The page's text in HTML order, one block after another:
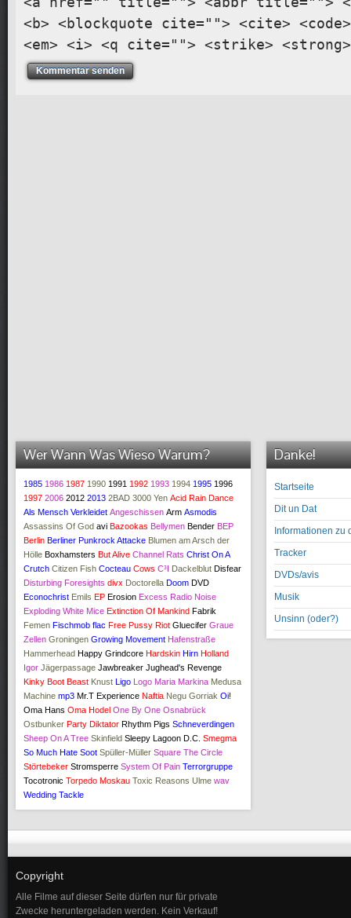
<b> <blockquote cite=""> <cite>
<em> <i> <q cite=""> <strike> <strong>
Wer Wann Was Wieso Warum?
1985 1986 1987 1990 1991 1992 1993 1994 1995 1996
1997 2006 2012 2013 2BAD 3000 Yen Acid Rain Dance
Als Mensch Verkleidet Angeschissen Arm Asmodis
Assassins Of God avi Bazookas Bellymen Bender BEP
Berlin Berliner Punkrock Attacke Blumen am Arsch der
Hölle Boxhamsters But Alive Channel Rats Christ On A
Crutch Citizen Fish Cocteau Cows C³I Dackelblut Disfear
Disturbing Foresights divx Doctorella Doom DVD
Econochrist Emils EP Erosion Excess Radio Noise
Exploding White Mice Extinction Of Mankind Fabrik
Femen Fischmob flac Free Pussy Riot Gluecifer Graue
Zellen Groningen Growing Movement Hafenstraße
Hammerhead Happy Grindcore Hardskin Hirn Holland
Igor Jägerpassage Jawbreaker Jughead's Revenge
Kinky Boot Beast Knust Ligo Logo Maria Markina Medusa
Machine mp3 Mr.T Experience Naftia Negu Gorriak Oi!
Oma Hans Oma Hodel One By One Osnabrück
Ostbunker Party Diktator Rhythm Pigs Schneverdingen
Sheep On A Tree Skinfield Sleepy Lagoon D.C. Smegma
So Much Hate Soot Spüller-Müller Square The Circle
Störtebeker Stromsperre System Of Pain Terrorgruppe
Tocotronic Torpedo Moskau Toxic Reasons Ulme wav
Wedding Tackle
Danke!
Startseite
Dit un Dat
Informationen zu
Tracker
DVDs/avis
Musik
Unsinn (oder?)
Copyright
Alle Filme auf dieser Seite dürfen nur für private
Zwecke heruntergeladen werden. Kein Verkauf!